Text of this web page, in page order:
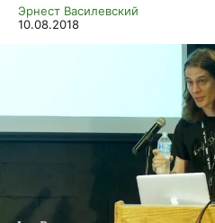
Эрнест Василевский
10.08.2018